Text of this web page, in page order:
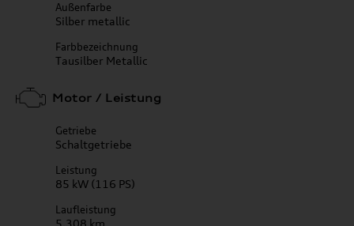
Außenfarbe
Silber metallic
Farbbezeichnung
Tausilber Metallic
Motor / Leistung
Getriebe
Schaltgetriebe
Leistung
85 kW (116 PS)
Laufleistung
5.308 km